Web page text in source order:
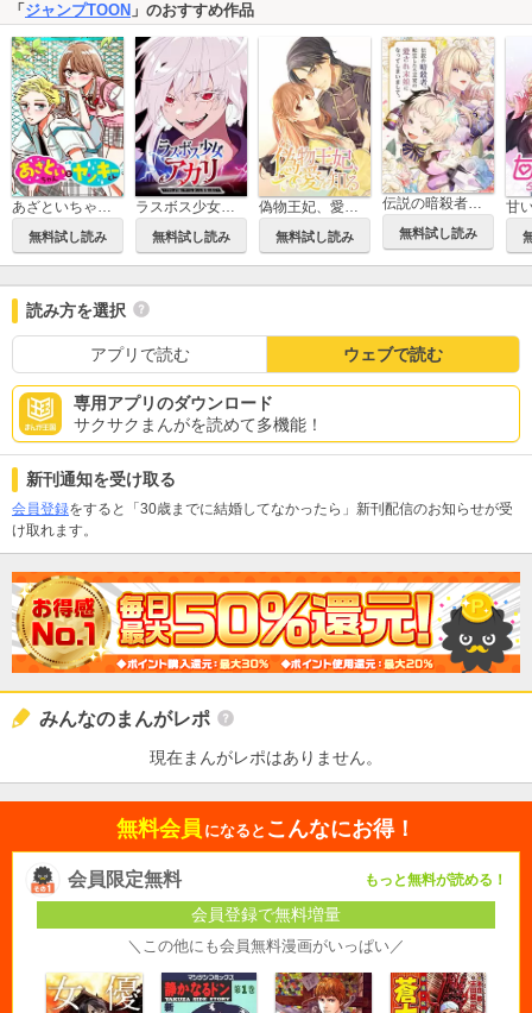
「 ジャンプTOON 」のおすすめ作品
無料試し読み 無料試し読み 無料試し読み
伝説の暗殺者、転生したら王家の愛され末娘になってしまいまして。
無料試し読み
読み方を選択
アプリで読む ウェブで読む
専用アプリのダウンロード
サクサクまんがを読めて多機能！
新刊通知を受け取る
会員登録をすると「30歳までに結婚してなかったら」新刊配信のお知らせが受
け取れます。
みんなのまんがレポ
現在まんがレポはありません。
無料会員 になると こんなにお得！
会員限定無料 もっと無料が読める！
会員登録で無料増量
＼この他にも会員無料漫画がいっぱい／